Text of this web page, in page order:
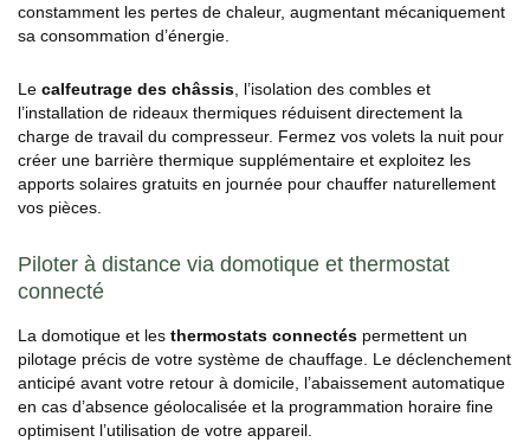
constamment les pertes de chaleur, augmentant mécaniquement
sa consommation d’énergie.
Le calfeutrage des châssis , l’isolation des combles et
l’installation de rideaux thermiques réduisent directement la
charge de travail du compresseur. Fermez vos volets la nuit pour
créer une barrière thermique supplémentaire et exploitez les
apports solaires gratuits en journée pour chauffer naturellement
vos pièces.
Piloter à distance via domotique et thermostat
connecté
La domotique et les thermostats connectés permettent un
pilotage précis de votre système de chauffage. Le déclenchement
anticipé avant votre retour à domicile, l’abaissement automatique
en cas d’absence géolocalisée et la programmation horaire fine
optimisent l’utilisation de votre appareil.